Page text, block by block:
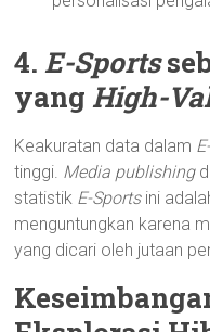
4.E-Sports
yangHigh-
Keakuratan data dalam
tinggi. Media publishing
statistik E-Sportsini
menguntungkan karena
yang dicari oleh jutaan